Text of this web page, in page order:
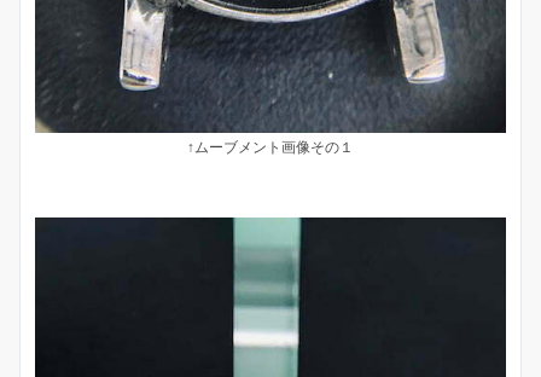
↑ムーブメント画像その１